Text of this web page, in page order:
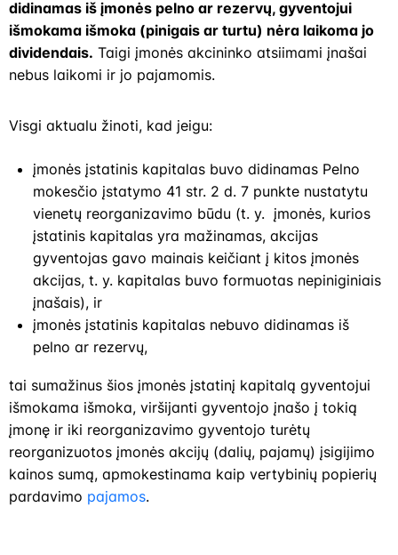
didinamas iš įmonės pelno ar rezervų, gyventojui
išmokama išmoka (pinigais ar turtu) nėra laikoma jo
dividendais. Taigi įmonės akcininko atsiimami įnašai
nebus laikomi ir jo pajamomis.
Visgi aktualu žinoti, kad jeigu:
įmonės įstatinis kapitalas buvo didinamas Pelno
mokesčio įstatymo 41 str. 2 d. 7 punkte nustatytu
vienetų reorganizavimo būdu (t. y. įmonės, kurios
įstatinis kapitalas yra mažinamas, akcijas
gyventojas gavo mainais keičiant į kitos įmonės
akcijas, t. y. kapitalas buvo formuotas nepiniginiais
įnašais), ir
įmonės įstatinis kapitalas nebuvo didinamas iš
pelno ar rezervų,
tai sumažinus šios įmonės įstatinį kapitalą gyventojui
išmokama išmoka, viršijanti gyventojo įnašo į tokią
įmonę ir iki reorganizavimo gyventojo turėtų
reorganizuotos įmonės akcijų (dalių, pajamų) įsigijimo
kainos sumą, apmokestinama kaip vertybinių popierių
pardavimo pajamos.